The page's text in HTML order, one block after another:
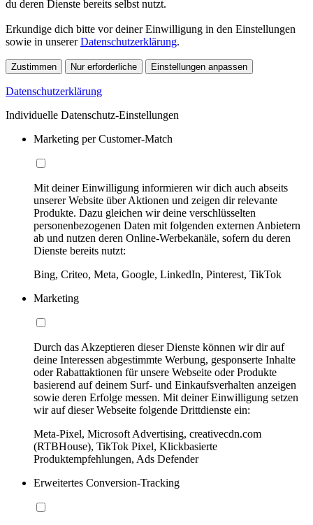
du deren Dienste bereits selbst nutzt.
Erkundige dich bitte vor deiner Einwilligung in den Einstellungen
sowie in unsererDatenschutzerklärung.
Zustimmen Nur erforderliche Einstellungen anpassen
Datenschutzerklärung
Individuelle Datenschutz-Einstellungen
Marketing per Customer-Match
Mit deiner Einwilligung informieren wir dich auch abseits
unserer Website über Aktionen und zeigen dir relevante
Produkte. Dazu gleichen wir deine verschlüsselten
personenbezogenen Daten mit folgenden externen Anbietern
ab und nutzen deren Online-Werbekanäle, sofern du deren
Dienste bereits nutzt:
Bing, Criteo, Meta, Google, LinkedIn, Pinterest, TikTok
Marketing
Durch das Akzeptieren dieser Dienste können wir dir auf
deine Interessen abgestimmte Werbung, gesponserte Inhalte
oder Rabattaktionen für unsere Webseite oder Produkte
basierend auf deinem Surf- und Einkaufsverhalten anzeigen
sowie deren Erfolge messen. Mit deiner Einwilligung setzen
wir auf dieser Webseite folgende Drittdienste ein:
Meta-Pixel, Microsoft Advertising, creativecdn.com
(RTBHouse), TikTok Pixel, Klickbasierte
Produktempfehlungen, Ads Defender
Erweitertes Conversion-Tracking